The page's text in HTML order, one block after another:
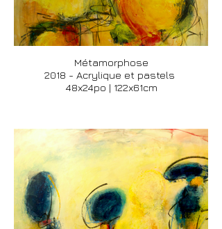
Métamorphose
2018 - Acrylique et pastels
48x24po | 122x61cm